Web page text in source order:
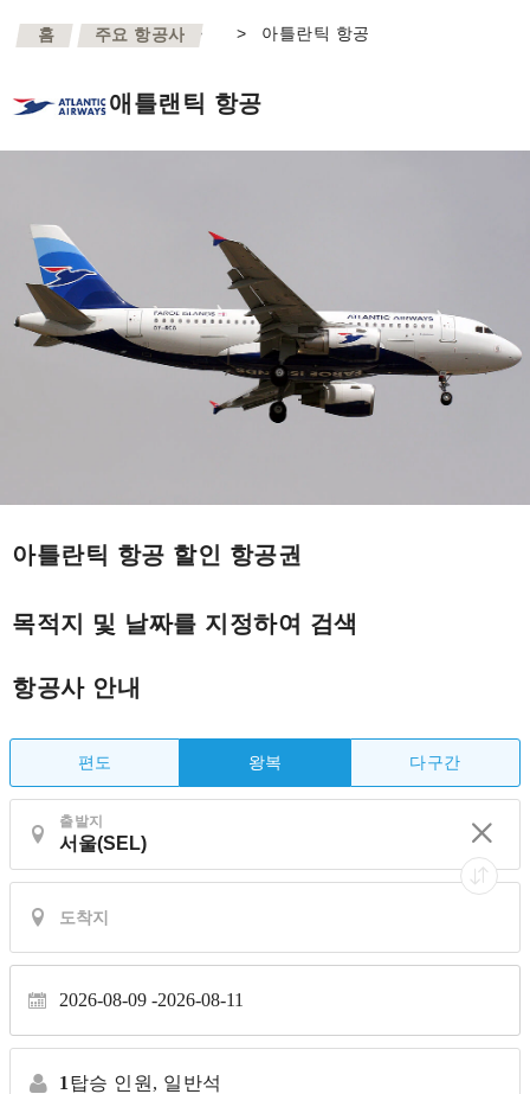
홈 >
주요 항공사 > 아틀란틱 항공
애틀랜틱 항공
아틀란틱 항공 할인 항공권
목적지 및 날짜를 지정하여 검색
항공사 안내
편도 왕복 다구간
출발지
2026-08-09 2026-08-11
1 탑승 인원, 일반석